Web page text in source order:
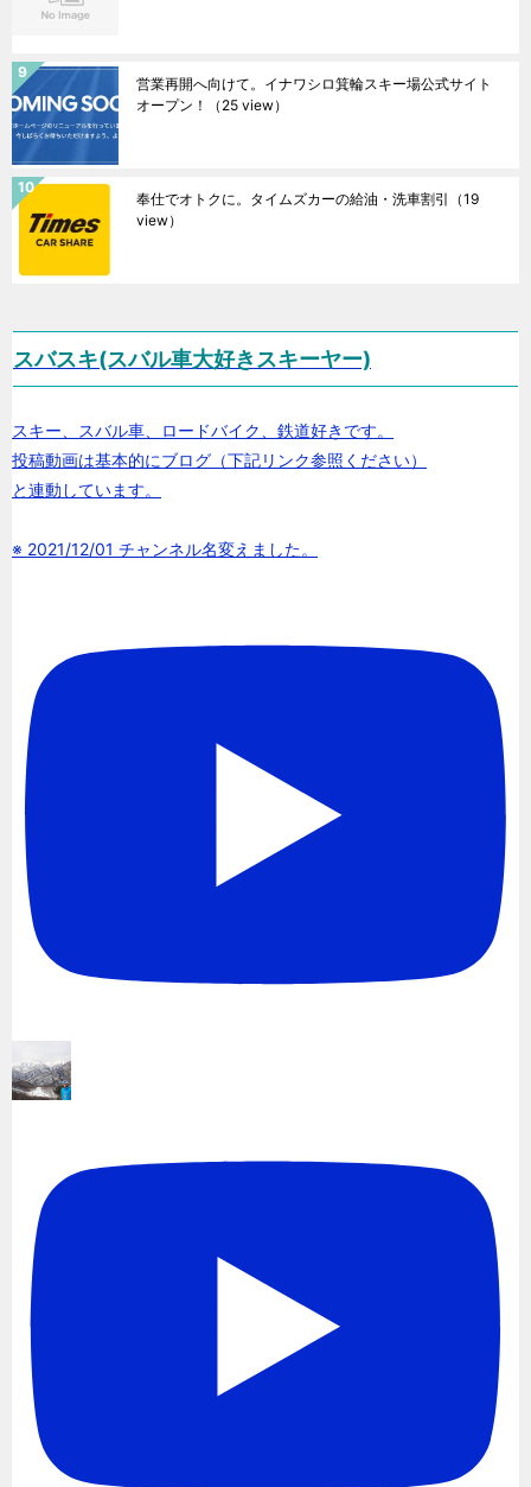
営業再開へ向けて。イナワシロ箕輪スキー場公式サイト
オープン！
（25 view）
奉仕でオトクに。タイムズカーの給油・洗車割引 （19
view）
スバスキ(スバル車大好きスキーヤー)
スキー、スバル車、ロードバイク、鉄道好きです。
投稿動画は基本的にブログ（下記リンク参照ください）
と連動しています。
※ 2021/12/01 チャンネル名変えました。